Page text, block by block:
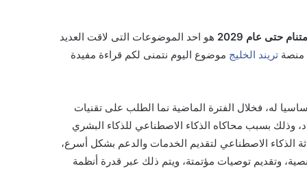
حتى عام 2029
هو احد الموضوعات التى لاقت العديد
منصة تريند الخليج موضوع اليوم نتمنى لكم قراءة مفيدة
له، فخلال الفترة ‏الماضية نما الطلب على تقنيات
وذلك بسبب محاكاه الذكاء الاصطناعي للذكاء البشري
الذكاء الاصطناعي لتقديم الخدمات والدعم بشكل ‏أسرع،
وتقديم ‏توصيات مؤتمتة، ويتم ذلك عبر قدرة أنظمة